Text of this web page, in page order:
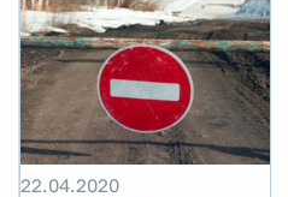
22.04.2020